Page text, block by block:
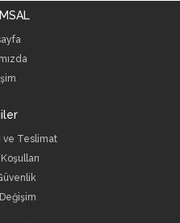
ve Teslimat